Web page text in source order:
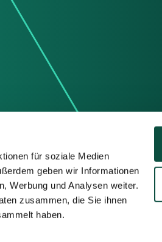
für soziale Medien
geben wir Informationen
Werbung und Analysen weiter.
zusammen, die Sie ihnen
haben.